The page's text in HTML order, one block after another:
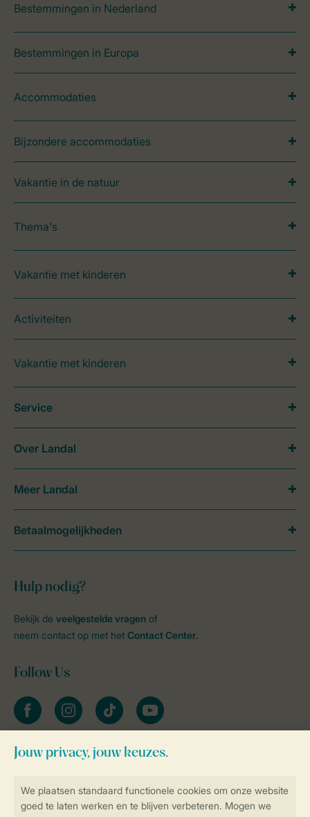
Bestemmingen in Nederland
Bestemmingen in Europa
Accommodaties
Bijzondere accommodaties
Vakantie in de natuur
Thema's
Vakantie met kinderen
Activiteiten
Vakantie met kinderen
Hulp nodig?
Bekijk de veelgestelde vragen of
neem contact op met het Contact Center.
Follow Us
facebookinstagramtiktok youtube
Blijf op de hoogte
Service
Over Landal
Meer Landal
Betaalmogelijkheden